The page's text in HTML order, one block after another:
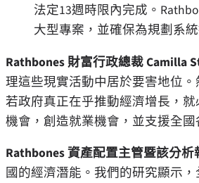
法定13週時限內完成。
大型專案，並確保為規劃系
Rathbones 財富行政總裁Camilla
理這些現實活動中居於要害地位
若政府真正在乎推動經濟增長，
機會，創造就業機會，並支援全國
Rathbones 資產配置主管暨該分
國的經濟潛能。我們的研究顯示